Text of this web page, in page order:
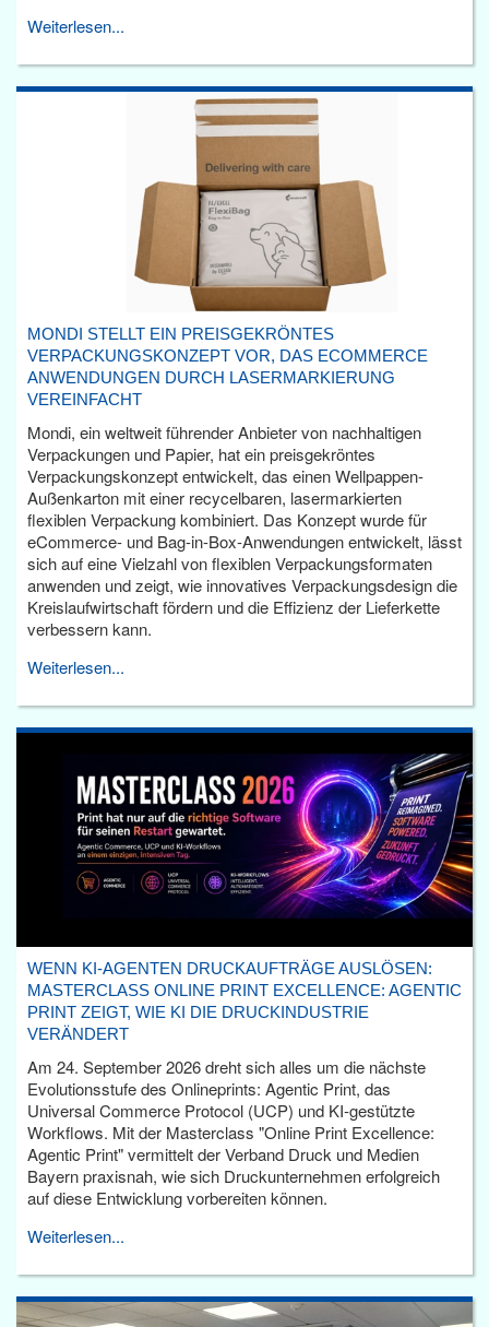
Weiterlesen...
MONDI STELLT EIN PREISGEKRÖNTES
VERPACKUNGSKONZEPT VOR, DAS ECOMMERCE
ANWENDUNGEN DURCH LASERMARKIERUNG
VEREINFACHT
Mondi, ein weltweit führender Anbieter von nachhaltigen
Verpackungen und Papier, hat ein preisgekröntes
Verpackungskonzept entwickelt, das einen Wellpappen-
Außenkarton mit einer recycelbaren, lasermarkierten
flexiblen Verpackung kombiniert. Das Konzept wurde für
eCommerce- und Bag-in-Box-Anwendungen entwickelt, lässt
sich auf eine Vielzahl von flexiblen Verpackungsformaten
anwenden und zeigt, wie innovatives Verpackungsdesign die
Kreislaufwirtschaft fördern und die Effizienz der Lieferkette
verbessern kann.
Weiterlesen...
WENN KI-AGENTEN DRUCKAUFTRÄGE AUSLÖSEN:
MASTERCLASS ONLINE PRINT EXCELLENCE: AGENTIC
PRINT ZEIGT, WIE KI DIE DRUCKINDUSTRIE
VERÄNDERT
Am 24. September 2026 dreht sich alles um die nächste
Evolutionsstufe des Onlineprints: Agentic Print, das
Universal Commerce Protocol (UCP) und KI-gestützte
Workflows. Mit der Masterclass "Online Print Excellence:
Agentic Print" vermittelt der Verband Druck und Medien
Bayern praxisnah, wie sich Druckunternehmen erfolgreich
auf diese Entwicklung vorbereiten können.
Weiterlesen...